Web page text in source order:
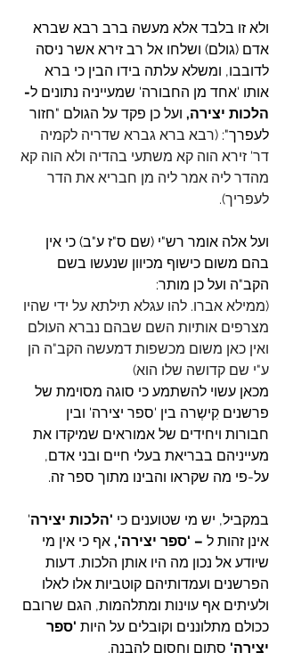
ולא זו בלבד אלא מעשה ברב רבא שברא
אדם (גולם) ושלחו אל רב זירא אשר ניסה
לדובבו, ומשלא עלתה בידו הבין כי ברא
אותו 'אחד מן החבורה' שמעייניה נתונים ל-
הלכות יצירה, ועל כן פקד על הגולם "חזור
לעפרך": (רבא ברא גברא שדריה לקמיה
דר' זירא הוה קא משתעי בהדיה ולא הוה קא
מהדר ליה אמר ליה מן חבריא את הדר
לעפריך).
ועל אלה אומר רש"י (שם ס"ז ע"ב) כי אין
בהם משום כישוף מכיוון שנעשו בשם
הקב"ה ועל כן מותר:
(ממילא אברו. להו עגלא תילתא על ידי שהיו
מצרפים אותיות השם שבהם נברא העולם
ואין כאן משום מכשפות דמעשה הקב"ה הן
ע"י שם קדושה שלו הוא)
מכאן עשוי להשתמע כי סוגה מסוימת של
פרשנים קִישְרה בין 'ספר יצירה' ובין
חבורות ויחידים של אמוראים שמיקדו את
מעייניהם בבריאת בעלי חיים ובני אדם,
על-פי מה שקראו והבינו מתוך ספר זה.
במקביל, יש מי שטוענים כי 'הלכות יצירה'
אינן זהות ל – 'ספר יצירה', אף כי אין מי
שיודע אל נכון מה היו אותן הלכות. דעות
הפרשנים ועמדותיהם קוטביות אלו לאלו
ולעיתים אף עוינות ומתלהמות, הגם שרובם
ככולם מתלוננים וקובלים על היות 'ספר
יצירה' סתום וחסום להבנה.